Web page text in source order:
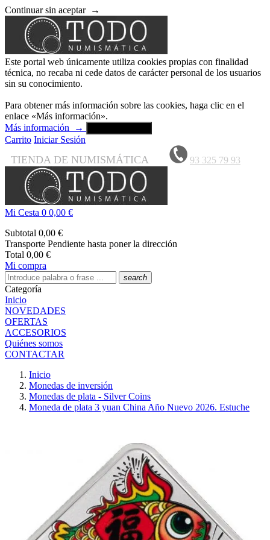
Continuar sin aceptar →
Este portal web únicamente utiliza cookies propias con finalidad
técnica, no recaba ni cede datos de carácter personal de los usuarios
sin su conocimiento.
Para obtener más información sobre las cookies, haga clic en el
enlace «Más información».
Más información
→
Carrito Iniciar Sesión
TIENDA DE NUMISMÁTICA 93 325 79 93
Mi Cesta 0 0,00 €
Subtotal 0,00 €
Transporte Pendiente hasta poner la dirección
Total 0,00 €
Mi compra
search
Categoría
Inicio
NOVEDADES
OFERTAS
ACCESORIOS
Quiénes somos
CONTACTAR
Inicio
Monedas de inversión
Monedas de plata - Silver Coins
Moneda de plata 3 yuan China Año Nuevo 2026. Estuche